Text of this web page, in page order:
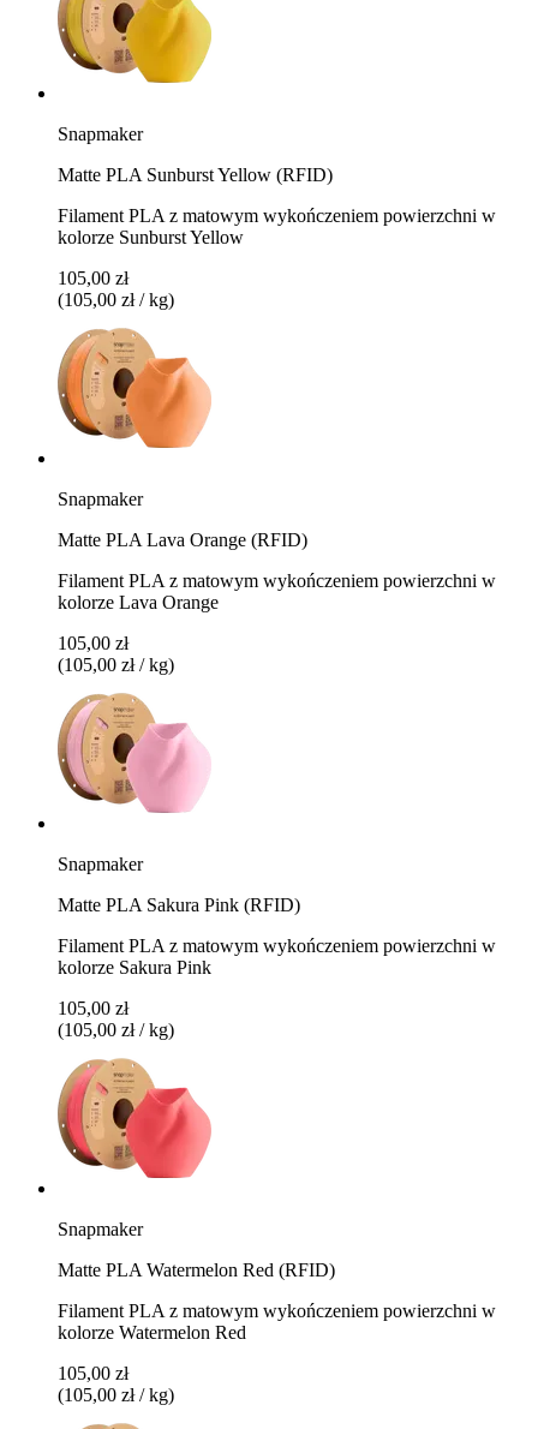
Snapmaker
Matte PLA Sunburst Yellow (RFID)
Filament PLA z matowym wykończeniem powierzchni w
kolorze Sunburst Yellow
105,00 zł
(105,00 zł / kg)
Snapmaker
Matte PLA Lava Orange (RFID)
Filament PLA z matowym wykończeniem powierzchni w
kolorze Lava Orange
105,00 zł
(105,00 zł / kg)
Snapmaker
Matte PLA Sakura Pink (RFID)
Filament PLA z matowym wykończeniem powierzchni w
kolorze Sakura Pink
105,00 zł
(105,00 zł / kg)
Snapmaker
Matte PLA Watermelon Red (RFID)
Filament PLA z matowym wykończeniem powierzchni w
kolorze Watermelon Red
105,00 zł
(105,00 zł / kg)